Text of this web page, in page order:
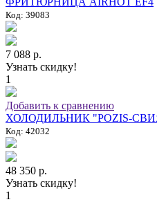
Код: 39083
7 088 р.
Узнать скидку!
1
Добавить к сравнению
ХОЛОДИЛЬНИК "POZIS-
Код: 42032
48 350 р.
Узнать скидку!
1